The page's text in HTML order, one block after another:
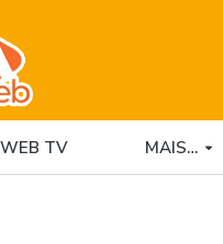
TV MAIS…